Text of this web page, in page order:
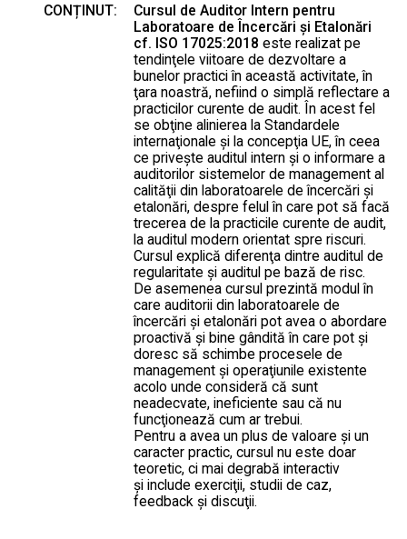
CONȚINUT:
Cursul de Auditor Intern pentru
Laboratoare de Încercări şi Etalonări
cf. ISO 17025:2018 este realizat pe
tendinţele viitoare de dezvoltare a
bunelor practici în această activitate, în
ţara noastră, nefiind o simplă reflectare a
practicilor curente de audit. În acest fel
se obţine alinierea la Standardele
internaţionale şi la concepţia UE, în ceea
ce priveşte auditul intern şi o informare a
auditorilor sistemelor de management al
calităţii din laboratoarele de încercări şi
etalonări, despre felul în care pot să facă
trecerea de la practicile curente de audit,
la auditul modern orientat spre riscuri.
Cursul explică diferenţa dintre auditul de
regularitate şi auditul pe bază de risc.
De asemenea cursul prezintă modul în
care auditorii din laboratoarele de
încercări şi etalonări pot avea o abordare
proactivă şi bine gândită în care pot şi
doresc să schimbe procesele de
management şi operaţiunile existente
acolo unde consideră că sunt
neadecvate, ineficiente sau că nu
funcţionează cum ar trebui.
Pentru a avea un plus de valoare şi un
caracter practic, cursul nu este doar
teoretic, ci mai degrabă interactiv
şi include exerciţii, studii de caz,
feedback şi discuţii.